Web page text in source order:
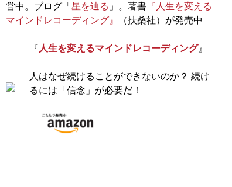
営中。ブログ「 星を辿る 」。著書 『人生を変える
マインドレコーディング』
（扶桑社）が発売中
『 人生を変えるマインドレコーディング』
人はなぜ続けることができないのか？ 続け
るには「信念」が必要だ！